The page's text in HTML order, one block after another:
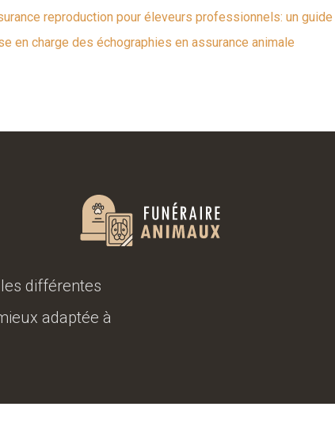
reproduction pour éleveurs professionnels: un
en charge des échographies en assurance animale
différentes
adaptée à